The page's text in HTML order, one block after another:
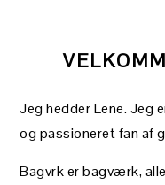
Jeg hedder Lene. Jeg
og passioneret fan af
Bagvrk er bagværk,